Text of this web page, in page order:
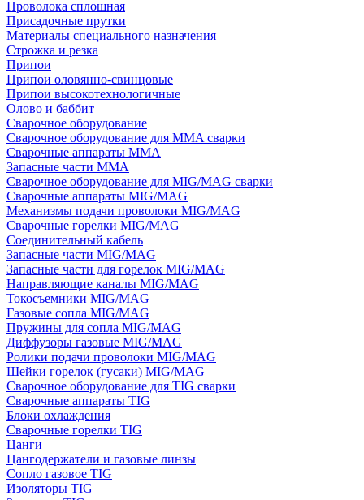
Проволока сплошная
Присадочные прутки
Материалы специального назначения
Строжка и резка
Припои
Припои оловянно-свинцовые
Припои высокотехнологичные
Олово и баббит
Сварочное оборудование
Сварочное оборудование для MMA сварки
Сварочные аппараты MMA
Запасные части MMA
Сварочное оборудование для MIG/MAG сварки
Сварочные аппараты MIG/MAG
Механизмы подачи проволоки MIG/MAG
Сварочные горелки MIG/MAG
Соединительный кабель
Запасные части MIG/MAG
Запасные части для горелок MIG/MAG
Направляющие каналы MIG/MAG
Токосъемники MIG/MAG
Газовые сопла MIG/MAG
Пружины для сопла MIG/MAG
Диффузоры газовые MIG/MAG
Ролики подачи проволоки MIG/MAG
Шейки горелок (гусаки) MIG/MAG
Сварочное оборудование для TIG сварки
Сварочные аппараты TIG
Блоки охлаждения
Сварочные горелки TIG
Цанги
Цангодержатели и газовые линзы
Сопло газовое TIG
Изоляторы TIG